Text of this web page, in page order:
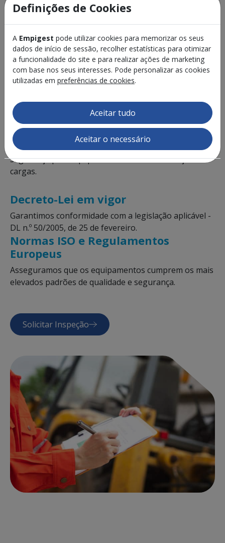
NORMAS E REGULAMENTAÇÃO
Regulamentação
A Aprolis Empigest assegura que as inspeções são
realizadas de acordo com as mais recentes normas de
segurança para equipamentos de movimentação de
cargas.
Decreto-Lei em vigor
Garantimos conformidade com a legislação aplicável -
DL n.º 50/2005, de 25 de fevereiro.
Normas ISO e Regulamentos
Europeus
Asseguramos que os equipamentos cumprem os mais
elevados padrões de qualidade e segurança.
Solicitar Inspeção
Definições de Cookies
A Empigest pode utilizar cookies para memorizar os seus
dados de início de sessão, recolher estatísticas para otimizar
a funcionalidade do site e para realizar ações de marketing
com base nos seus interesses. Pode personalizar as cookies
utilizadas em preferências de cookies.
Aceitar tudo
Aceitar o necessário